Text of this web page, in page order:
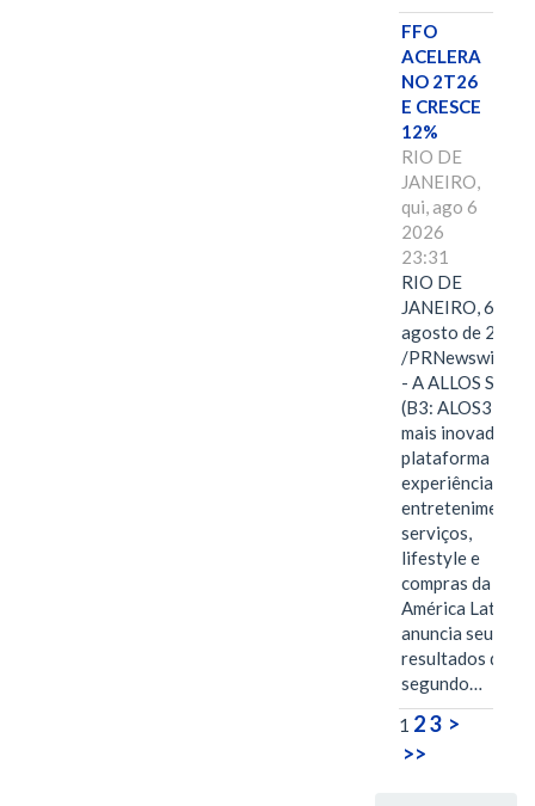
FFO
ACELERA
NO 2T26
E CRESCE
12%
RIO DE
JANEIRO,
qui, ago 6
2026
23:31
RIO DE
JANEIRO, 6 de
agosto de 2026
/PRNewswire/ -
- A ALLOS S.A.
(B3: ALOS3), a
mais inovadora
plataforma de
experiências,
entretenimento,
serviços,
lifestyle e
compras da
América Latina
anuncia seus
resultados do
segundo…
1 23 >
>>